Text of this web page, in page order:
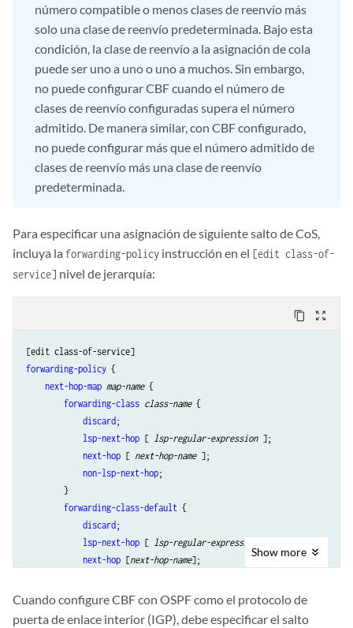
número compatible o menos clases de reenvío más
solo una clase de reenvío predeterminada. Bajo esta
condición, la clase de reenvío a la asignación de cola
puede ser uno a uno o uno a muchos. Sin embargo,
no puede configurar CBF cuando el número de
clases de reenvío configuradas supera el número
admitido. De manera similar, con CBF configurado,
no puede configurar más que el número admitido de
clases de reenvío más una clase de reenvío
predeterminada.
Para especificar una asignación de siguiente salto de CoS,
incluya la forwarding-policy instrucción en el [edit class-of-
service] nivel de jerarquía:
content_copy zoom_out_map
forwarding-policy {
next-hop-map map-name {
forwarding-class class-name {
discard ;
lsp-next-hop [ lsp-regular-expression ];
next-hop [ next-hop-name ];
non-lsp-next-hop;
        }
forwarding-class-default {
discard ;
lsp-next-hop [ lsp-regular-expression
next-hop [next-hop-name];
        }
Show more
Cuando configure CBF con OSPF como el protocolo de
puerta de enlace interior (IGP), debe especificar el salto